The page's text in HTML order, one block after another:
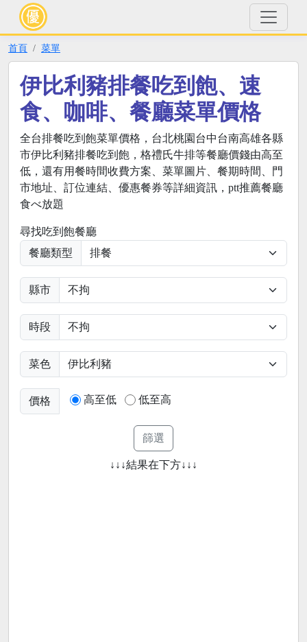
首頁 菜單
伊比利豬排餐吃到飽、速
食、咖啡、餐廳菜單價格
全台排餐吃到飽菜單價格，台北桃園台中台南高雄各縣
市伊比利豬排餐吃到飽，格禮氏牛排等餐廳價錢由高至
低，還有用餐時間收費方案、菜單圖片、餐期時間、門
市地址、訂位連結、優惠餐券等詳細資訊，ptt推薦餐廳
食べ放題
尋找吃到飽餐廳
餐廳類型
縣市
時段
菜色
價格 高至低 低至高
↓↓↓結果在下方↓↓↓